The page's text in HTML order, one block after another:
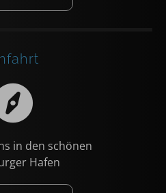
in den schönen
Hafen